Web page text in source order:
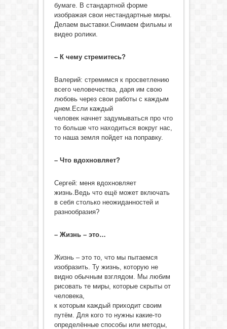
бумаге. В стандартной форме
изображая свои нестандартные миры.
Делаем выставки.Снимаем фильмы и
видео ролики.
– К чему стремитесь?
Валерий: стремимся к просветлению
всего человечества, даря им свою
любовь через свои работы с каждым
днем.Если каждый
человек начнет задумываться про что
то больше что находиться вокруг нас,
то наша земля пойдет на поправку.
– Что вдохновляет?
Сергей: меня вдохновляет
жизнь.Ведь что ещё может включать
в себя столько неожиданностей и
разнообразия?
– Жизнь – это…
Жизнь – это то, что мы пытаемся
изобразить. Ту жизнь, которую не
видно обычным взглядом. Мы любим
рисовать те миры, которые скрыты от
человека,
к которым каждый приходит своим
путём. Для кого то нужны какие-то
определённые способы или методы,